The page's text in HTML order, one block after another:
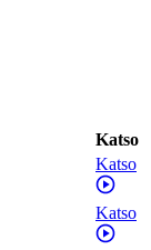
Katso
Katso
Katso